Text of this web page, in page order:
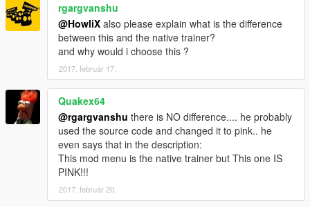
rgargvanshu
@HowliX also please explain what is the difference
between this and the native trainer?
and why would i choose this ?
2017. február 17.
Quakex64
@rgargvanshu there is NO difference.... he probably
used the source code and changed it to pink.. he
even says that in the description:
This mod menu is the native trainer but This one IS
PINK!!!
2017. február 20.